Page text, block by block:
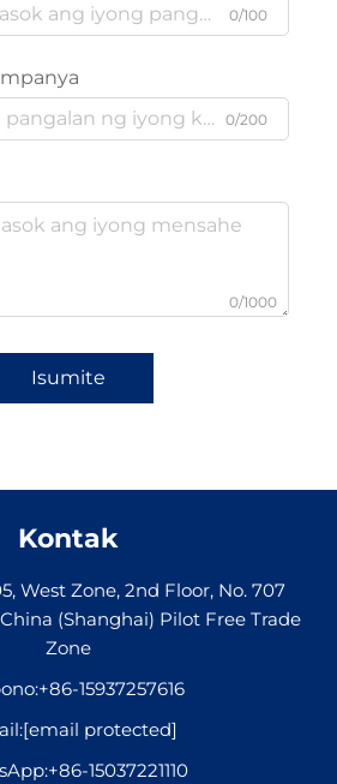
0/100
0/200
0/1000
Isumite
Kontak
West Zone, 2nd Floor, No. 707
(Shanghai) Pilot Free Trade
Zone
+86-15937257616
[email protected]
+86-15037221110